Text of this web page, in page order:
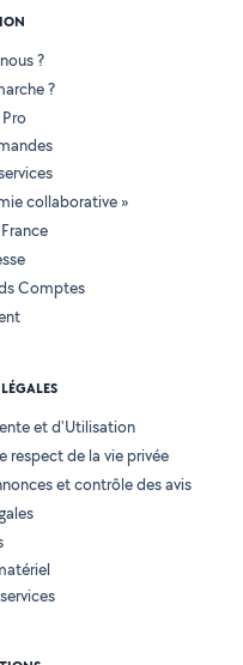
?
?
collaborative »
Comptes
et d'Utilisation
respect de la vie privée
et contrôle des avis